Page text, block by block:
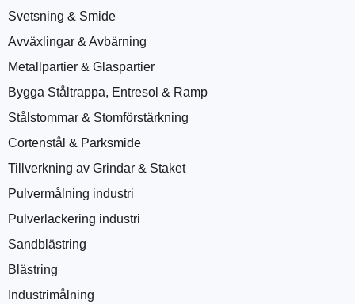
Svetsning & Smide
Avväxlingar & Avbärning
Metallpartier & Glaspartier
Bygga Ståltrappa, Entresol & Ramp
Stålstommar & Stomförstärkning
Cortenstål & Parksmide
Tillverkning av Grindar & Staket
Pulvermålning industri
Pulverlackering industri
Sandblästring
Blästring
Industrimålning